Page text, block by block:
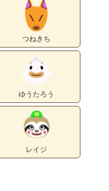
つねきち
ゆうたろう
レイジ